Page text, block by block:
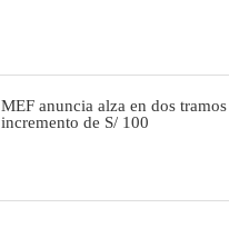
anuncia alza en dos tramos
de S/ 100